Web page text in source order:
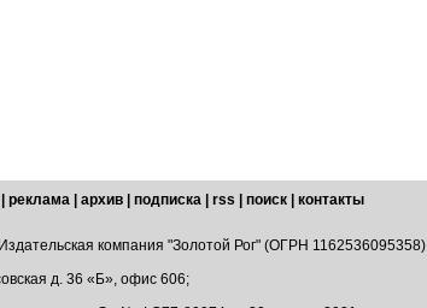
реклама архив подписка rss поиск
контакты
компания "Золотой Рог" (ОГРН 1162536095358)
д. 36 «Б», офис 606;